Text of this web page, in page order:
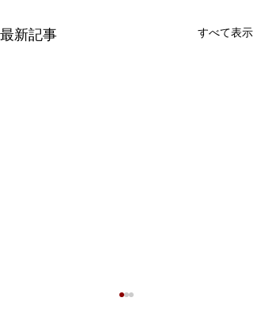
最新記事 すべて表示